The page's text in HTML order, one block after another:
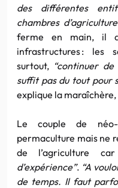
des différentes
chambres
ferme en main, il
infrastructures : les
surtout, “continuer
suffit pas du tout pour
explique la
Le couple de néo-
permaculture mais ne
de l’agriculture car
d’expérience”. “A
de temps. Il faut